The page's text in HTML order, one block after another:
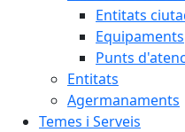
Entitats
Equipaments
Punts
Entitats
Agermanaments
Temes i Serveis